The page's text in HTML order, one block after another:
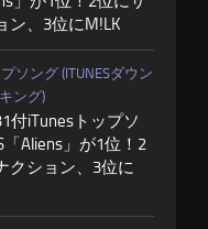
ン、3位にM!LK
ソング (ITUNESダウン
ング)
付iTunesトップソ
「Aliens」が1位！2
クション、3位に